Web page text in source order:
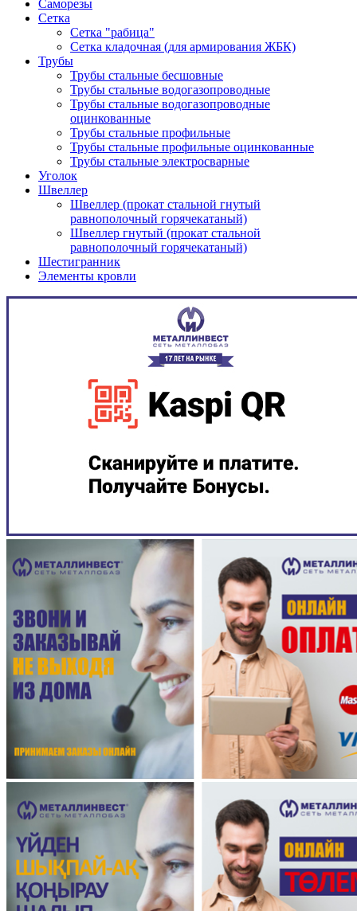
Саморезы
Сетка
Сетка "рабица"
Сетка кладочная (для армирования ЖБК)
Трубы
Трубы стальные бесшовные
Трубы стальные водогазопроводные
Трубы стальные водогазопроводные
оцинкованные
Трубы стальные профильные
Трубы стальные профильные оцинкованные
Трубы стальные электросварные
Уголок
Швеллер
Швеллер (прокат стальной гнутый
равнополочный горячекатаный)
Швеллер гнутый (прокат стальной
равнополочный горячекатаный)
Шестигранник
Элементы кровли